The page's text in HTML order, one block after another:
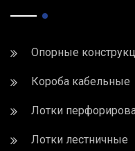
Опорные
Короба кабельные
Лотки
Лотки лестничные